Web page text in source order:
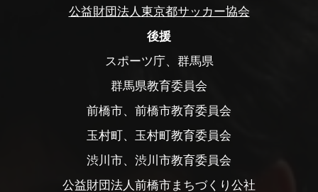
公益財団法人東京都サッカー協会
後援
スポーツ庁、群馬県
群馬県教育委員会
前橋市、前橋市教育委員会
玉村町、玉村町教育委員会
渋川市、渋川市教育委員会
公益財団法人前橋市まちづくり公社